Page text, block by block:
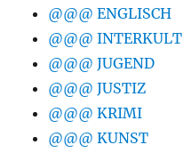
@@@ ENGLISCH
@@@ INTERKULT
@@@ JUGEND
@@@ JUSTIZ
@@@ KRIMI
@@@ KUNST